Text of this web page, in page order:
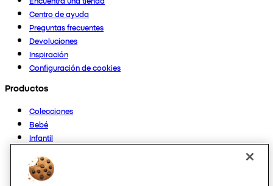
Centro de ayuda
Preguntas frecuentes
Devoluciones
Inspiración
Configuración de cookies
Productos
Colecciones
Bebé
Infantil
Mujer
Hombre